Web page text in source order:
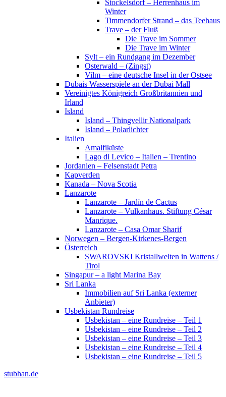
Stockelsdorf – Herrenhaus im
Winter
Timmendorfer Strand – das Teehaus
Trave – der Fluß
Die Trave im Sommer
Die Trave im Winter
Sylt – ein Rundgang im Dezember
Osterwald – (Zingst)
Vilm – eine deutsche Insel in der Ostsee
Dubais Wasserspiele an der Dubai Mall
Vereinigtes Königreich Großbritannien und
Irland
Island
Island – Thingvellir Nationalpark
Island – Polarlichter
Italien
Amalfiküste
Lago di Levico – Italien – Trentino
Jordanien – Felsenstadt Petra
Kapverden
Kanada – Nova Scotia
Lanzarote
Lanzarote – Jardín de Cactus
Lanzarote – Vulkanhaus. Stiftung César
Manrique.
Lanzarote – Casa Omar Sharif
Norwegen – Bergen-Kirkenes-Bergen
Österreich
SWAROVSKI Kristallwelten in Wattens /
Tirol
Singapur – a light Marina Bay
Sri Lanka
Immobilien auf Sri Lanka (externer
Anbieter)
Usbekistan Rundreise
Usbekistan – eine Rundreise – Teil 1
Usbekistan – eine Rundreise – Teil 2
Usbekistan – eine Rundreise – Teil 3
Usbekistan – eine Rundreise – Teil 4
Usbekistan – eine Rundreise – Teil 5
stubhan.de